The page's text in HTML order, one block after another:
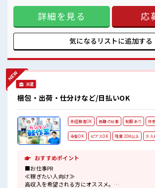
あなたの個性を大事にできます♪
しっかり休める休憩室あり！
オンオフの切替もできちゃう！
務。・保全業務・改善活動 ・自主保全
検・清掃を行う。 ・安全・品質等の改善
扱製品詳細】異方性導電膜(スマホ内部の
プレイの接着テープ ■お仕事PR ≪経験者活躍中≫ これまでの
経験を活かしませんか？ ブランクがあっ
ちょっとだけ…という方もOK！ ≪無理な
シ！ ≪モチベーションもUP≫ 派手過ぎ
由♪ (規定有)≪動きやすい制服アリ≫ 制
の雰囲気 少人数でアットホームな雰囲気
なければ髪色・髪型は自由！ あなたの個
♪ しっかり休める休憩室あり！ オンオフ
う！
詳細を見る 応
気になるリストに追加する
派遣
梱包・出荷・仕分けなど/日払いOK
未経験者OK 長期の仕事 制服あり 休
染髪OK ピアスOK 残業 20H以上 少人
おすすめポイント
■お仕事PR
≪稼ぎたい人向け≫
高収入を希望される方にオススメ。